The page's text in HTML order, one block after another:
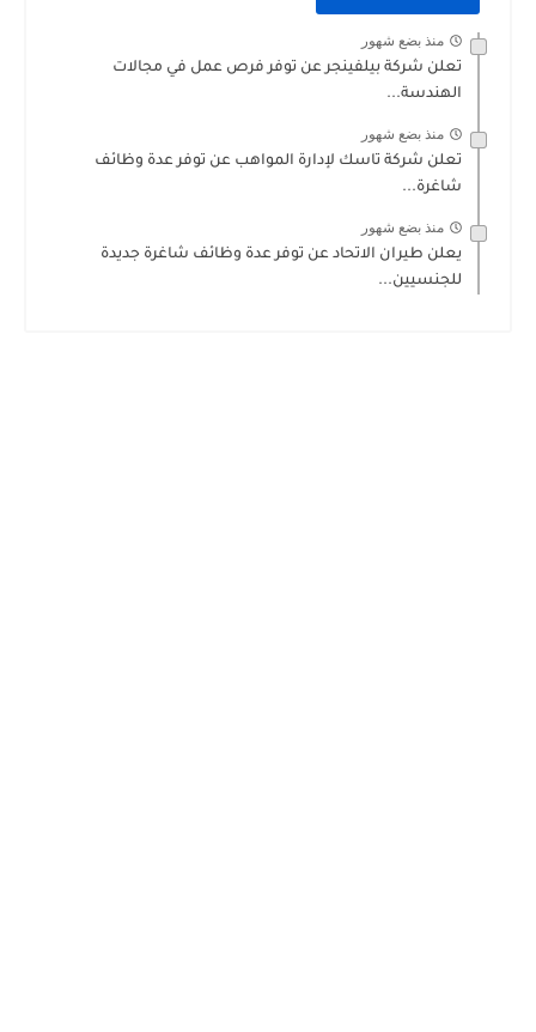
منذ بضع شهور
تعلن شركة ‏بيلفينجر عن توفر فرص عمل في مجالات
الهندسة...
منذ بضع شهور
تعلن شركة تاسك لإدارة المواهب عن توفر عدة وظائف
شاغرة...
منذ بضع شهور
يعلن طيران الاتحاد عن توفر عدة وظائف شاغرة جديدة
للجنسيين...